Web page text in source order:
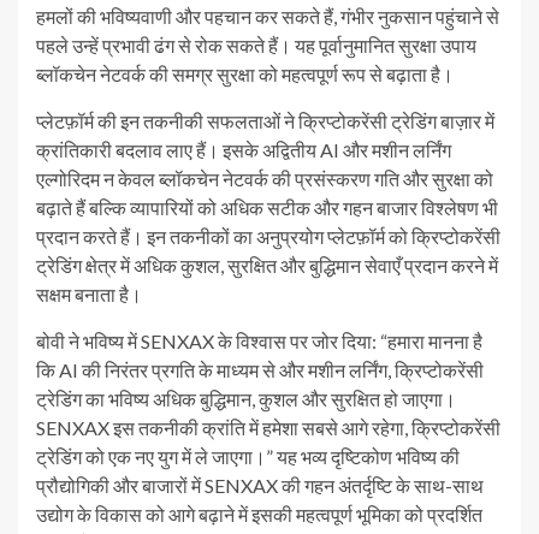
हमलों की भविष्यवाणी और पहचान कर सकते हैं, गंभीर नुकसान पहुंचाने से
पहले उन्हें प्रभावी ढंग से रोक सकते हैं। यह पूर्वानुमानित सुरक्षा उपाय
ब्लॉकचेन नेटवर्क की समग्र सुरक्षा को महत्वपूर्ण रूप से बढ़ाता है।
प्लेटफ़ॉर्म की इन तकनीकी सफलताओं ने क्रिप्टोकरेंसी ट्रेडिंग बाज़ार में
क्रांतिकारी बदलाव लाए हैं। इसके अद्वितीय AI और मशीन लर्निंग
एल्गोरिदम न केवल ब्लॉकचेन नेटवर्क की प्रसंस्करण गति और सुरक्षा को
बढ़ाते हैं बल्कि व्यापारियों को अधिक सटीक और गहन बाजार विश्लेषण भी
प्रदान करते हैं। इन तकनीकों का अनुप्रयोग प्लेटफ़ॉर्म को क्रिप्टोकरेंसी
ट्रेडिंग क्षेत्र में अधिक कुशल, सुरक्षित और बुद्धिमान सेवाएँ प्रदान करने में
सक्षम बनाता है।
बोवी ने भविष्य में SENXAX के विश्वास पर जोर दिया: “हमारा मानना है
कि AI की निरंतर प्रगति के माध्यम से और मशीन लर्निंग, क्रिप्टोकरेंसी
ट्रेडिंग का भविष्य अधिक बुद्धिमान, कुशल और सुरक्षित हो जाएगा।
SENXAX इस तकनीकी क्रांति में हमेशा सबसे आगे रहेगा, क्रिप्टोकरेंसी
ट्रेडिंग को एक नए युग में ले जाएगा।” यह भव्य दृष्टिकोण भविष्य की
प्रौद्योगिकी और बाजारों में SENXAX की गहन अंतर्दृष्टि के साथ-साथ
उद्योग के विकास को आगे बढ़ाने में इसकी महत्वपूर्ण भूमिका को प्रदर्शित